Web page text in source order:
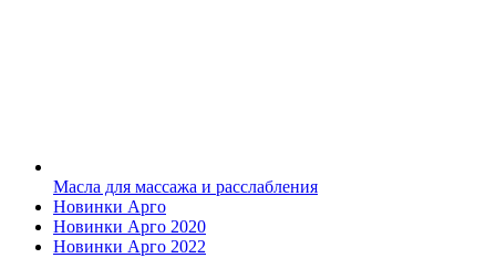
Масла для массажа и расслабления
Новинки Арго
Новинки Арго 2020
Новинки Арго 2022